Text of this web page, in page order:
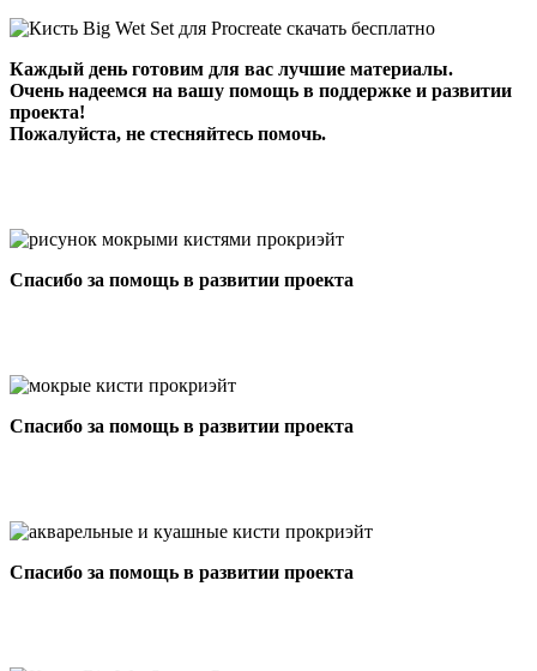
Каждый день готовим для вас лучшие материалы.
Очень надеемся на вашу помощь в поддержке и развитии
проекта!
Пожалуйста, не стесняйтесь помочь.
Спасибо за помощь в развитии проекта
Спасибо за помощь в развитии проекта
Спасибо за помощь в развитии проекта